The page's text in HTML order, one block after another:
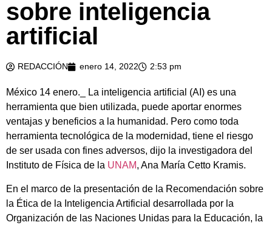
sobre inteligencia
artificial
REDACCIÓN enero 14, 2022 2:53 pm
México 14 enero._ La inteligencia artificial (AI) es una
herramienta que bien utilizada, puede aportar enormes
ventajas y beneficios a la humanidad. Pero como toda
herramienta tecnológica de la modernidad, tiene el riesgo
de ser usada con fines adversos, dijo la investigadora del
Instituto de Física de la UNAM, Ana María Cetto Kramis.
En el marco de la presentación de la Recomendación sobre
la Ética de la Inteligencia Artificial desarrollada por la
Organización de las Naciones Unidas para la Educación, la